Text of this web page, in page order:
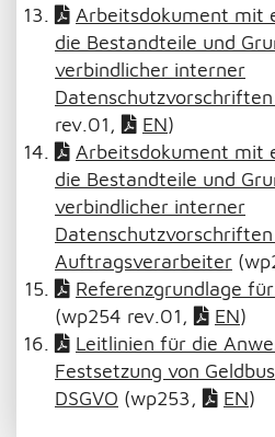
Arbeitsdokument mit
die Bestandteile und
verbindlicher interner
Datenschutzvorschriften
rev.01,
EN)
Arbeitsdokument mit
die Bestandteile und
verbindlicher interner
Auftragsverarbeiter
Referenzgrundlage
(wp254 rev.01,
EN)
Leitlinien für die
Festsetzung von
DSGVO (wp253, EN)